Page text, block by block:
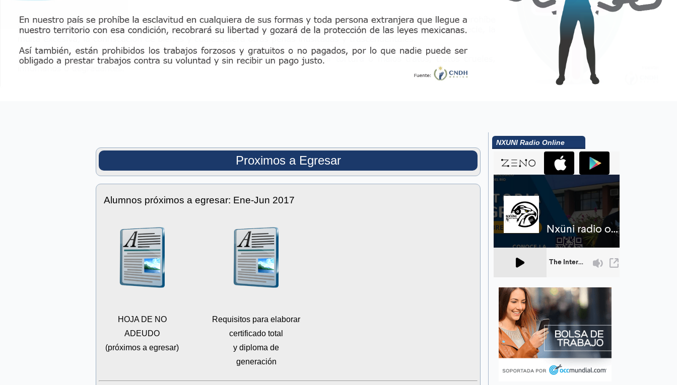
Proximos a Egresar
Alumnos próximos a egresar: Ene-Jun 2017
HOJA DE NO
ADEUDO
(próximos a egresar)
Requisitos para elaborar
certificado total
y diploma de
generación
NXUNI Radio Online